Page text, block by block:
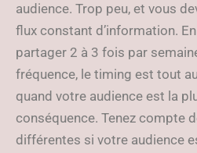
audience. Trop peu, et vous
flux constant d’information.
partager 2 à 3 fois par
fréquence, le timing est tout
quand votre audience est la
conséquence. Tenez compte
différentes si votre audience